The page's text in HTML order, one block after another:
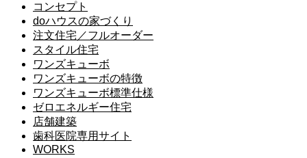
コンセプト
doハウスの家づくり
注文住宅／フルオーダー
スタイル住宅
ワンズキューボ
ワンズキューボの特徴
ワンズキューボ標準仕様
ゼロエネルギー住宅
店舗建築
歯科医院専用サイト
WORKS